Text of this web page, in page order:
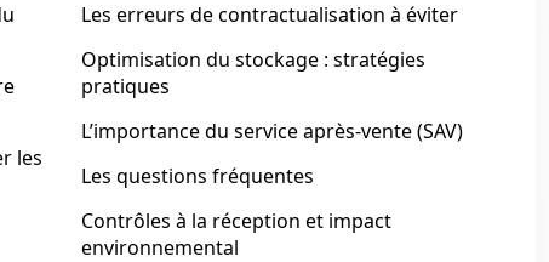
les
Les erreurs de contractualisation à éviter
Optimisation du stockage : stratégies
pratiques
L’importance du service après-vente (SAV)
Les questions fréquentes
Contrôles à la réception et impact
environnemental